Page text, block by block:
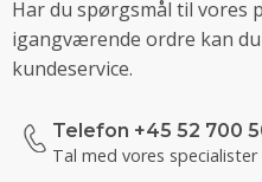
Har du spørgsmål til vores
igangværende ordre kan
kundeservice.
Telefon +45 52 700
Tal med vores specialister